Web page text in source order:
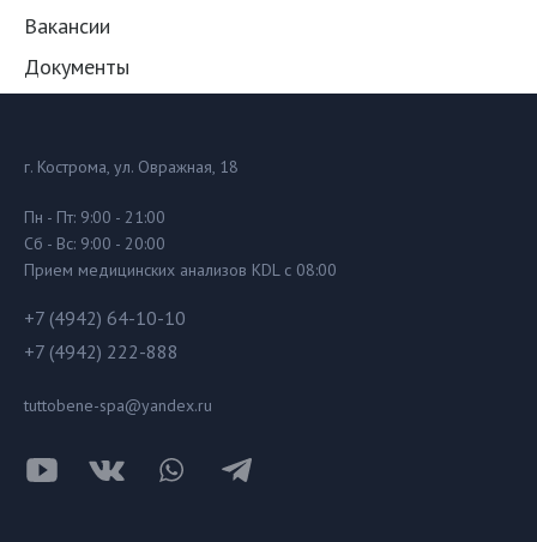
Вакансии
Документы
г. Кострома, ул. Овражная, 18
Пн - Пт: 9:00 - 21:00
Сб - Вс: 9:00 - 20:00
Прием медицинских анализов KDL с 08:00
+7 (4942) 64-10-10
+7 (4942) 222-888
tuttobene-spa@yandex.ru